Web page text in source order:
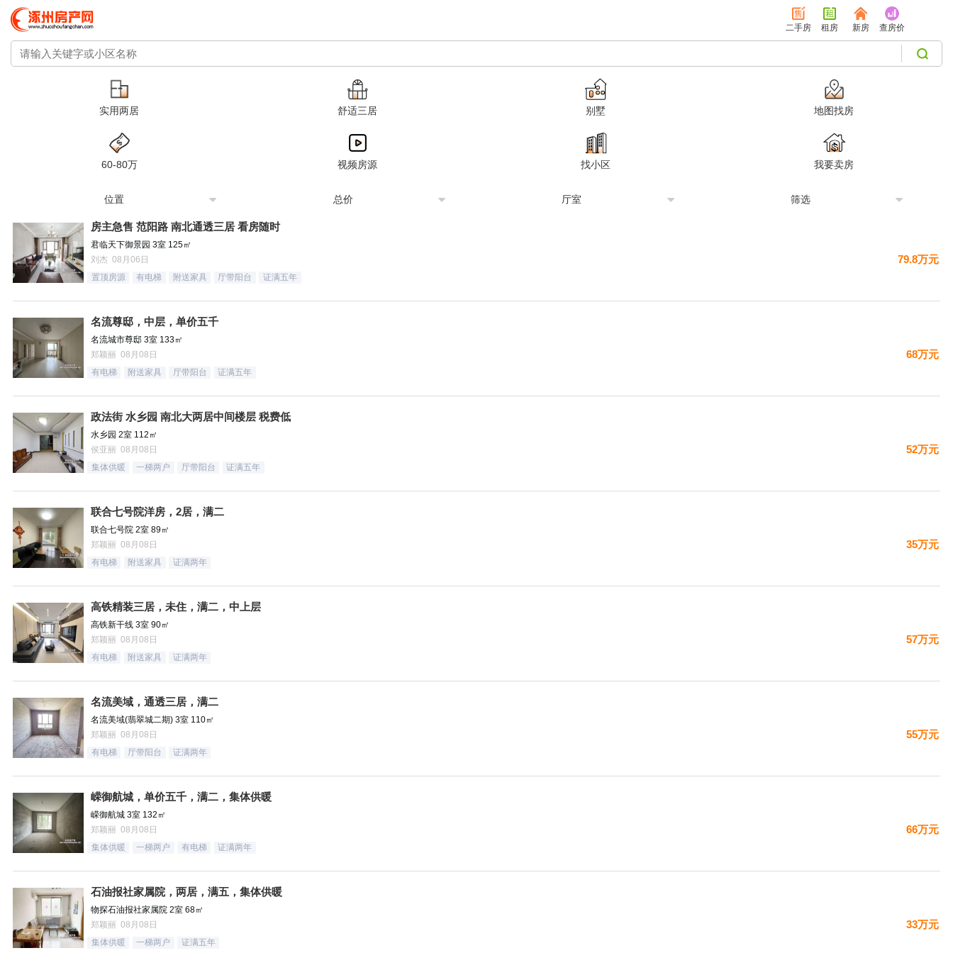
二手房 租房 新房 查房价
实用两居 舒适三居 别墅 地图找房
60-80万 视频房源 找小区 我要卖房
位置 总价 厅室 筛选
房主急售 范阳路 南北通透三居 看房随时
君临天下御景园 3室 125㎡
刘杰 08月06日
79.8万元
置顶房源 有电梯 附送家具 厅带阳台 证满五年
名流尊邸，中层，单价五千
名流城市尊邸 3室 133㎡
郑颖丽 08月08日
68万元
有电梯 附送家具 厅带阳台 证满五年
政法街 水乡园 南北大两居中间楼层 税费低
水乡园 2室 112㎡
侯亚丽 08月08日
52万元
集体供暖 一梯两户 厅带阳台 证满五年
联合七号院洋房，2居，满二
联合七号院 2室 89㎡
郑颖丽 08月08日
35万元
有电梯 附送家具 证满两年
高铁精装三居，未住，满二，中上层
高铁新干线 3室 90㎡
郑颖丽 08月08日
57万元
有电梯 附送家具 证满两年
名流美域，通透三居，满二
名流美域(翡翠城二期) 3室 110㎡
郑颖丽 08月08日
55万元
有电梯 厅带阳台 证满两年
嵘御航城，单价五千，满二，集体供暖
嵘御航城 3室 132㎡
郑颖丽 08月08日
66万元
集体供暖 一梯两户 有电梯 证满两年
石油报社家属院，两居，满五，集体供暖
物探石油报社家属院 2室 68㎡
郑颖丽 08月08日
33万元
集体供暖 一梯两户 证满五年